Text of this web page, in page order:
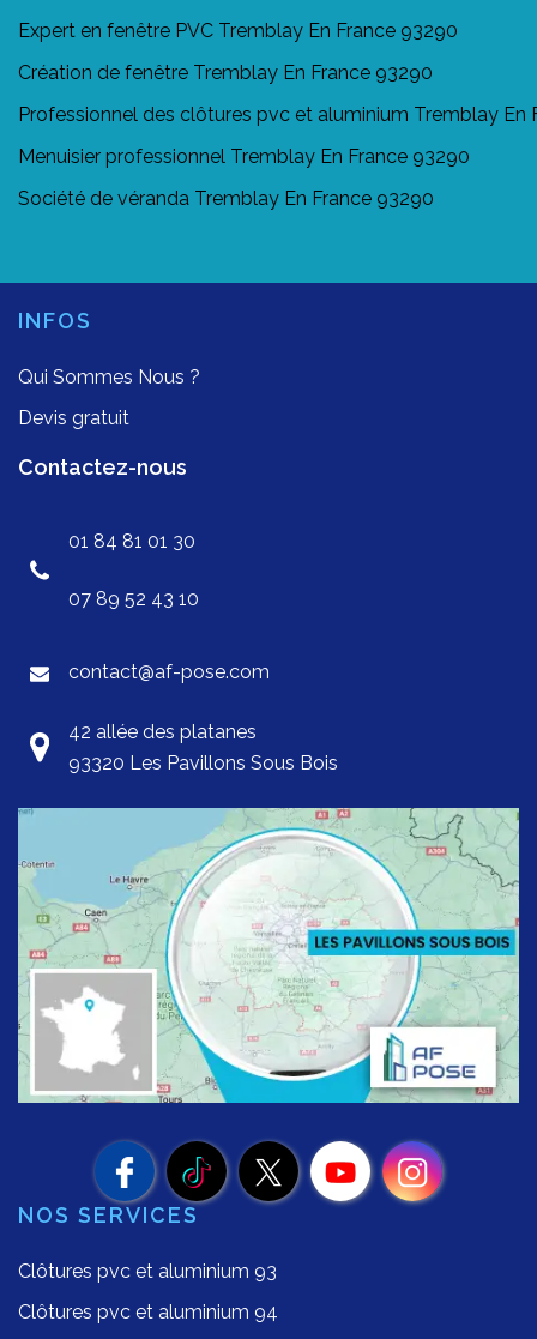
Expert en fenêtre PVC Tremblay En France 93290
Création de fenêtre Tremblay En France 93290
Professionnel des clôtures pvc et aluminium Tremblay En
Menuisier professionnel Tremblay En France 93290
Société de véranda Tremblay En France 93290
INFOS
Qui Sommes Nous ?
Devis gratuit
Contactez-nous
01 84 81 01 30
07 89 52 43 10
contact@af-pose.com
42 allée des platanes
93320 Les Pavillons Sous Bois
NOS SERVICES
Clôtures pvc et aluminium 93
Clôtures pvc et aluminium 94